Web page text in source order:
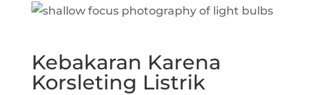
Kebakaran Karena
Korsleting Listrik